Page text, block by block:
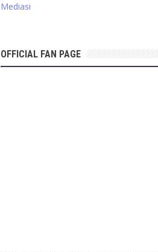
Mediasi
OFFICIAL FAN PAGE